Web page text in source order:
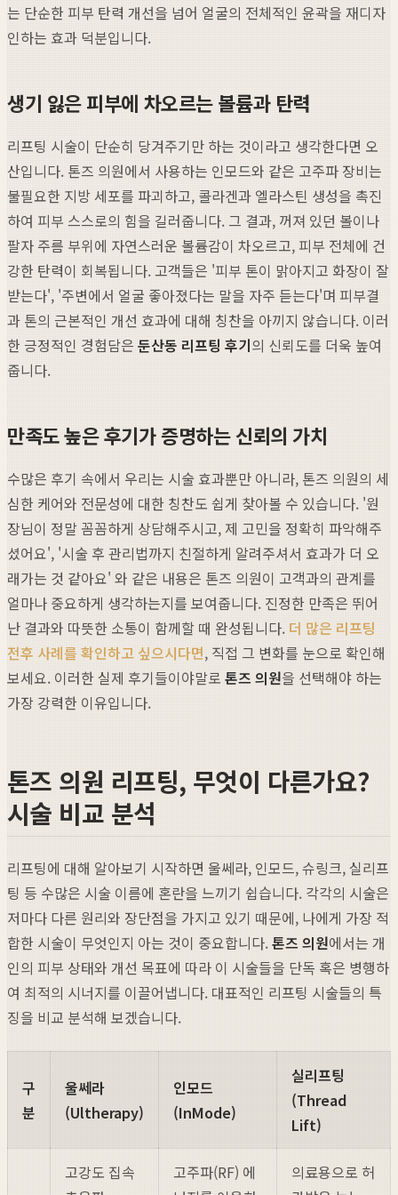
는 단순한 피부 탄력 개선을 넘어 얼굴의 전체적인 윤곽을 재디자
인하는 효과 덕분입니다.
생기 잃은 피부에 차오르는 볼륨과 탄력
리프팅 시술이 단순히 당겨주기만 하는 것이라고 생각한다면 오
산입니다. 톤즈 의원에서 사용하는 인모드와 같은 고주파 장비는
불필요한 지방 세포를 파괴하고, 콜라겐과 엘라스틴 생성을 촉진
하여 피부 스스로의 힘을 길러줍니다. 그 결과, 꺼져 있던 볼이나
팔자 주름 부위에 자연스러운 볼륨감이 차오르고, 피부 전체에 건
강한 탄력이 회복됩니다. 고객들은 '피부 톤이 맑아지고 화장이 잘
받는다', '주변에서 얼굴 좋아졌다는 말을 자주 듣는다'며 피부결
과 톤의 근본적인 개선 효과에 대해 칭찬을 아끼지 않습니다. 이러
한 긍정적인 경험담은 둔산동 리프팅 후기의 신뢰도를 더욱 높여
줍니다.
만족도 높은 후기가 증명하는 신뢰의 가치
수많은 후기 속에서 우리는 시술 효과뿐만 아니라, 톤즈 의원의 세
심한 케어와 전문성에 대한 칭찬도 쉽게 찾아볼 수 있습니다. '원
장님이 정말 꼼꼼하게 상담해주시고, 제 고민을 정확히 파악해주
셨어요', '시술 후 관리법까지 친절하게 알려주셔서 효과가 더 오
래가는 것 같아요' 와 같은 내용은 톤즈 의원이 고객과의 관계를
얼마나 중요하게 생각하는지를 보여줍니다. 진정한 만족은 뛰어
난 결과와 따뜻한 소통이 함께할 때 완성됩니다. 더 많은 리프팅
전후 사례를 확인하고 싶으시다면, 직접 그 변화를 눈으로 확인해
보세요. 이러한 실제 후기들이야말로 톤즈 의원을 선택해야 하는
가장 강력한 이유입니다.
톤즈 의원 리프팅, 무엇이 다른가요?
시술 비교 분석
리프팅에 대해 알아보기 시작하면 울쎄라, 인모드, 슈링크, 실리프
팅 등 수많은 시술 이름에 혼란을 느끼기 쉽습니다. 각각의 시술은
저마다 다른 원리와 장단점을 가지고 있기 때문에, 나에게 가장 적
합한 시술이 무엇인지 아는 것이 중요합니다.톤즈 의원에서는 개
인의 피부 상태와 개선 목표에 따라 이 시술들을 단독 혹은 병행하
여 최적의 시너지를 이끌어냅니다. 대표적인 리프팅 시술들의 특
징을 비교 분석해 보겠습니다.
구
분
울쎄라
(Ultherapy)
인모드
(InMode)
실리프팅
(Thread
Lift)
고강도 집속
고주파(RF) 에
의료용으로 허